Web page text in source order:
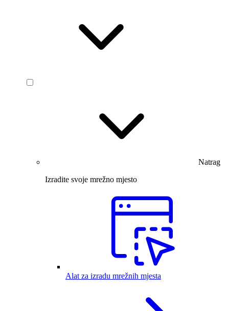
Natrag
Izradite svoje mrežno mjesto
Alat za izradu mrežnih mjesta